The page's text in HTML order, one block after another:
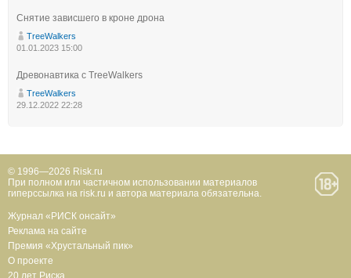
Снятие зависшего в кроне дрона
TreeWalkers
01.01.2023 15:00
Древонавтика с TreeWalkers
TreeWalkers
29.12.2022 22:28
© 1996—2026 Risk.ru
При полном или частичном использовании материалов
гиперссылка на risk.ru и автора материала обязательна.
Журнал «РИСК онсайт»
Реклама на сайте
Премия «Хрустальный пик»
О проекте
20 лет Риска